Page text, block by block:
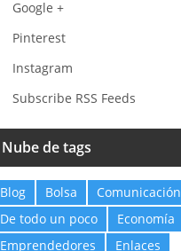
Google +
Pinterest
Instagram
Subscribe RSS Feeds
Nube de tags
Blog Bolsa
Comunicación
De todo un poco
Economía
Emprendedores
Enlaces